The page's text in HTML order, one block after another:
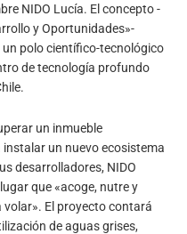
NIDO Lucía. El concepto -
y Oportunidades»-
polo científico-tecnológico
de tecnología profundo
un inmueble
un nuevo ecosistema
desarrolladores, NIDO
que «acoge, nutre y
El proyecto contará
de aguas grises,